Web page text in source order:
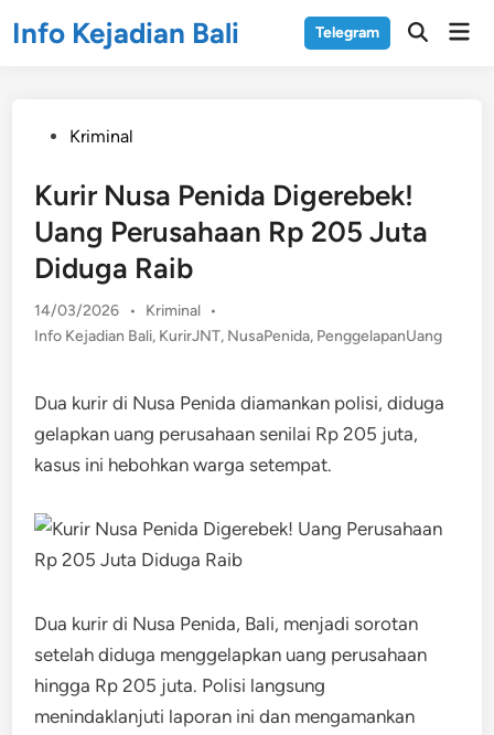
toInfo Kejadian Bali Telegram
Open
PostedKriminal
Kurir Nusa Penida Digerebek!
Uang Perusahaan Rp 205 Juta
Diduga Raib
14/03/2026 •
Posted
in
Kriminal •
Info Kejadian Bali, KurirJNT, NusaPenida, PenggelapanUang
Dua kurir di Nusa Penida diamankan polisi, diduga
gelapkan uang perusahaan senilai Rp 205 juta,
kasus ini hebohkan warga setempat.
Dua kurir di Nusa Penida, Bali, menjadi sorotan
setelah diduga menggelapkan uang perusahaan
hingga Rp 205 juta. Polisi langsung
menindaklanjuti laporan ini dan mengamankan